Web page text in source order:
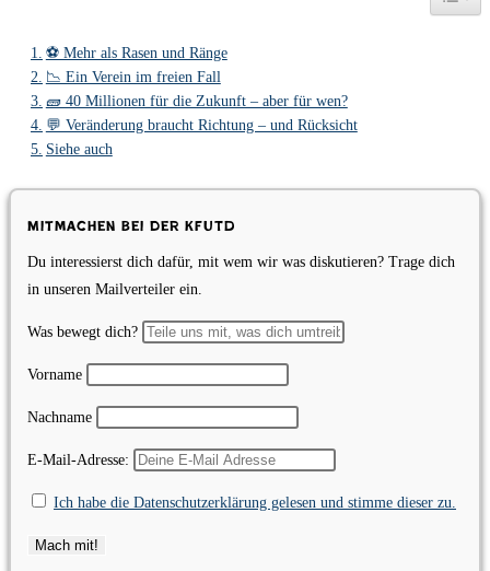
⚽ Mehr als Rasen und Ränge
📉 Ein Verein im freien Fall
🧱 40 Millionen für die Zukunft – aber für wen?
💬 Veränderung braucht Richtung – und Rücksicht
Siehe auch
Mitmachen bei der KfUTD
Du interessierst dich dafür, mit wem wir was diskutieren? Trage dich
in unseren Mailverteiler ein.
Was bewegt dich?
Vorname
Nachname
E-Mail-Adresse:
Ich habe die Datenschutzerklärung gelesen und stimme dieser zu.